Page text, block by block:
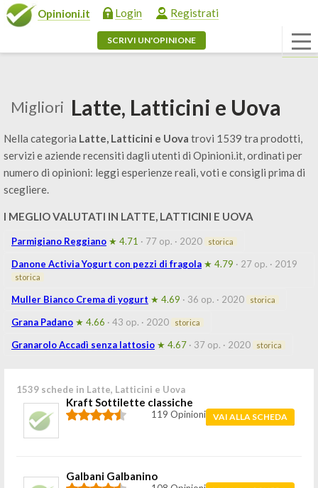
Opinioni.it Login Registrati
SCRIVI UN'OPINIONE
Migliori Latte, Latticini e Uova
Nella categoria Latte, Latticini e Uova trovi 1539 tra prodotti,
servizi e aziende recensiti dagli utenti di Opinioni.it, ordinati per
numero di opinioni: leggi esperienze reali, voti e consigli prima di
scegliere.
I MEGLIO VALUTATI IN LATTE, LATTICINI E UOVA
Parmigiano Reggiano ★ 4.71 · 77 op. · 2020 storica
Danone Activia Yogurt con pezzi di fragola ★ 4.79 · 27 op. · 2019
storica
Muller Bianco Crema di yogurt ★ 4.69 · 36 op. · 2020 storica
Grana Padano ★ 4.66 · 43 op. · 2020 storica
Granarolo Accadì senza lattosio ★ 4.67 · 37 op. · 2020 storica
1539 schede in Latte, Latticini e Uova
Kraft Sottilette classiche
119 Opinioni VAI ALLA SCHEDA
Galbani Galbanino